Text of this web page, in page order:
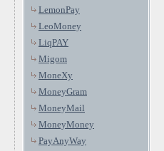
LemonPay
LeoMoney
LiqPAY
Migom
MoneXy
MoneyGram
MoneyMail
MoneyMoney
PayAnyWay